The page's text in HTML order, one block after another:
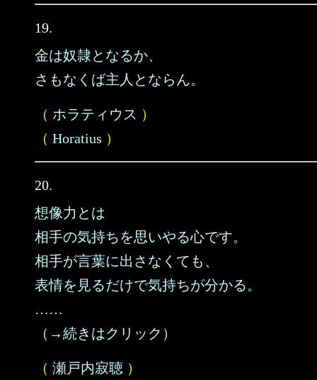
19.
金は奴隷となるか、
さもなくば主人とならん。
（ ホラティウス ）
（ Horatius ）
20.
想像力とは
相手の気持ちを思いやる心です。
相手が言葉に出さなくても、
表情を見るだけで気持ちが分かる。
……
（→続きはクリック）
（ 瀬戸内寂聴 ）